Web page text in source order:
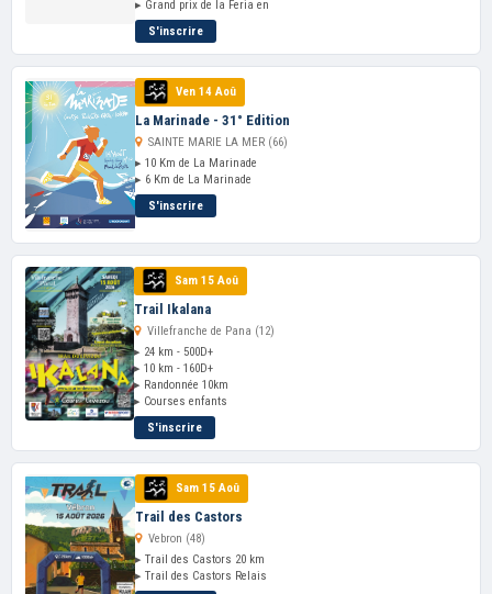
▸ Grand prix de la Feria en
S'inscrire
Ven 14 Aoû
La Marinade - 31° Edition
SAINTE MARIE LA MER (66)
▸ 10 Km de La Marinade
▸ 6 Km de La Marinade
S'inscrire
Sam 15 Aoû
Trail Ikalana
Villefranche de Pana (12)
▸ 24 km - 500D+
▸ 10 km - 160D+
▸ Randonnée 10km
▸ Courses enfants
S'inscrire
Sam 15 Aoû
Trail des Castors
Vebron (48)
▸ Trail des Castors 20 km
▸ Trail des Castors Relais